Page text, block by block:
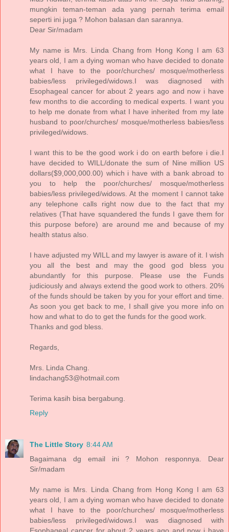
mungkin teman-teman ada yang pernah terima email
seperti ini juga ? Mohon balasan dan sarannya.
Dear Sir/madam
My name is Mrs. Linda Chang from Hong Kong I am 63
years old, I am a dying woman who have decided to donate
what I have to the poor/churches/ mosque/motherless
babies/less privileged/widows.I was diagnosed with
Esophageal cancer for about 2 years ago and now i have
few months to die according to medical experts. I want you
to help me donate from what I have inherited from my late
husband to poor/churches/ mosque/motherless babies/less
privileged/widows.
I want this to be the good work i do on earth before i die.I
have decided to WILL/donate the sum of Nine million US
dollars($9,000,000.00) which i have with a bank abroad to
you to help the poor/churches/ mosque/motherless
babies/less privileged/widows. At the moment I cannot take
any telephone calls right now due to the fact that my
relatives (That have squandered the funds I gave them for
this purpose before) are around me and because of my
health status also.
I have adjusted my WILL and my lawyer is aware of it. I wish
you all the best and may the good god bless you
abundantly for this purpose. Please use the Funds
judiciously and always extend the good work to others. 20%
of the funds should be taken by you for your effort and time.
As soon you get back to me, I shall give you more info on
how and what to do to get the funds for the good work.
Thanks and god bless.
Regards,
Mrs. Linda Chang.
lindachang53@hotmail.com
Terima kasih bisa bergabung.
Reply
The Little Story 8:44 AM
Bagaimana dg email ini ? Mohon responnya. Dear
Sir/madam
My name is Mrs. Linda Chang from Hong Kong I am 63
years old, I am a dying woman who have decided to donate
what I have to the poor/churches/ mosque/motherless
babies/less privileged/widows.I was diagnosed with
Esophageal cancer for about 2 years ago and now i have